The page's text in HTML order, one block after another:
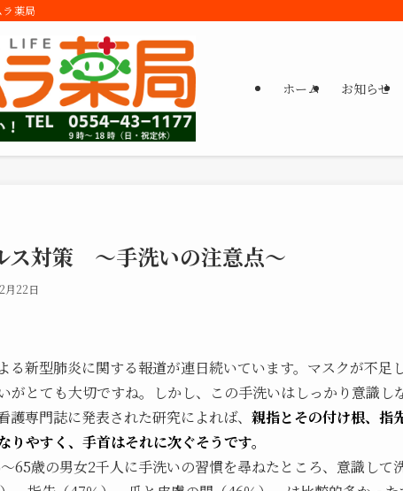
薬局
ホーム お知らせ
ス対策 ～手洗いの注意点～
月22日
る新型肺炎に関する報道が連日続いています。マスクが不足
がとても大切ですね。しかし、この手洗いはしっかり意識し
護専門誌に発表された研究によれば、 親指とその付け根、指
りやすく、手首はそれに次ぐそうです。
65歳の男女2千人に手洗いの習慣を尋ねたところ、意識して